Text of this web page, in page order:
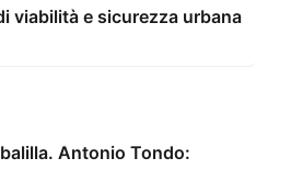
viabilità e sicurezza urbana
Antonio Tondo: